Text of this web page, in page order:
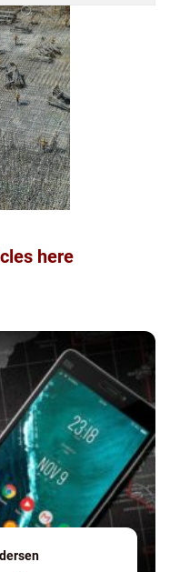
here